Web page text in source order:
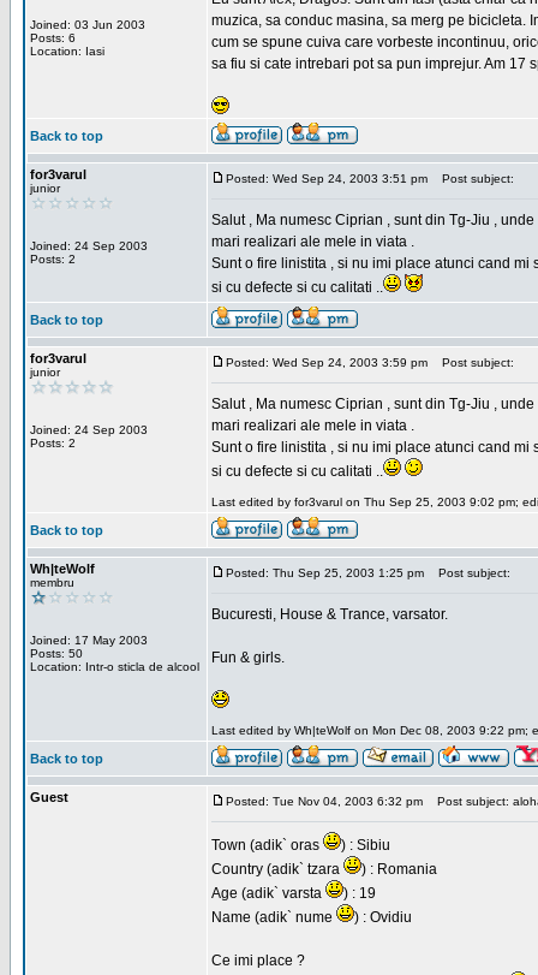
Joined: 03 Jun 2003
Posts: 6
Location: Iasi
muzica, sa conduc masina, sa merg pe bicicleta.
cum se spune cuiva care vorbeste incontinuu,
sa fiu si cate intrebari pot sa pun imprejur. Am 17
Back to top
for3varul
junior
Joined: 24 Sep 2003
Posts: 2
Posted: Wed Sep 24, 2003 3:51 pm Post subject:
Salut , Ma numesc Ciprian , sunt din Tg-Jiu ,
mari realizari ale mele in viata .
Sunt o fire linistita , si nu imi place atunci cand
si cu defecte si cu calitati ..
Back to top
for3varul
junior
Joined: 24 Sep 2003
Posts: 2
Posted: Wed Sep 24, 2003 3:59 pm Post subject:
Salut , Ma numesc Ciprian , sunt din Tg-Jiu ,
mari realizari ale mele in viata .
Sunt o fire linistita , si nu imi place atunci cand
si cu defecte si cu calitati ..
Last edited by for3varul on Thu Sep 25, 2003 9:02 pm;
Back to top
Wh|teWolf
membru
Joined: 17 May 2003
Posts: 50
Location: Intr-o sticla de alcool
Posted: Thu Sep 25, 2003 1:25 pm Post subject:
Bucuresti, House & Trance, varsator.
Fun & girls.
Last edited by Wh|teWolf on Mon Dec 08, 2003 9:22 pm;
Back to top
Guest Posted: Tue Nov 04, 2003 6:32 pm Post subject:
Town (adik` oras
) : Sibiu
Country (adik` tzara
) : Romania
Age (adik` varsta
) : 19
Name (adik` nume
) : Ovidiu
Ce imi place ?